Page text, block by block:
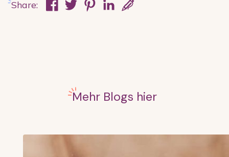
Share:
Mehr Blogs hier